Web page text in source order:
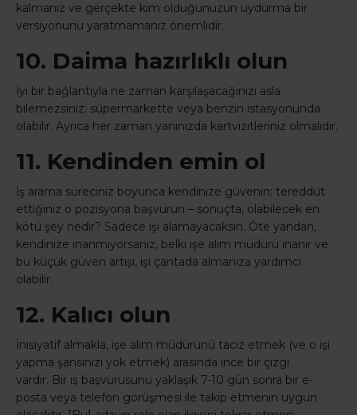
kalmanız ve gerçekte kim olduğunuzun uydurma bir
versiyonunu yaratmamanız önemlidir.
10. Daima hazırlıklı olun
İyi bir bağlantıyla ne zaman karşılaşacağınızı asla
bilemezsiniz; süpermarkette veya benzin istasyonunda
olabilir. Ayrıca her zaman yanınızda kartvizitleriniz olmalıdır.
11. Kendinden emin ol
İş arama süreciniz boyunca kendinize güvenin: tereddüt
ettiğiniz o pozisyona başvurun – sonuçta, olabilecek en
kötü şey nedir? Sadece işi alamayacaksın. Öte yandan,
kendinize inanmıyorsanız, belki işe alım müdürü inanır ve
bu küçük güven artışı, işi çantada almanıza yardımcı
olabilir.
12. Kalıcı olun
İnisiyatif almakla, işe alım müdürünü taciz etmek (ve o işi
yapma şansınızı yok etmek) arasında ince bir çizgi
vardır. Bir iş başvurusunu yaklaşık 7-10 gün sonra bir e-
posta veya telefon görüşmesi ile takip etmenin uygun